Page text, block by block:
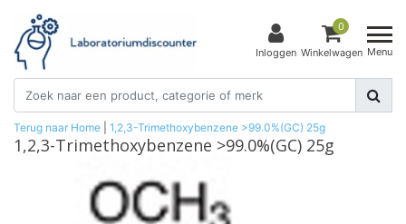
Inloggen
0
Winkelwagen Menu
Terug naar Home 1,2,3-Trimethoxybenzene >99.0%(GC) 25g
1,2,3-Trimethoxybenzene >99.0%(GC) 25g